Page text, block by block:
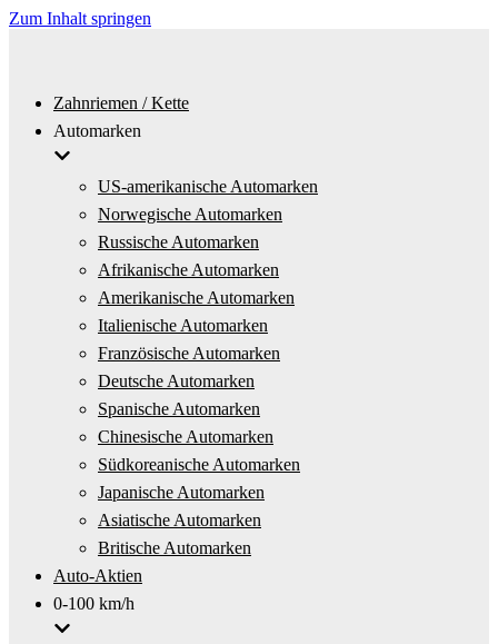
Zum Inhalt springen
Zahnriemen / Kette
Automarken
US-amerikanische Automarken
Norwegische Automarken
Russische Automarken
Afrikanische Automarken
Amerikanische Automarken
Italienische Automarken
Französische Automarken
Deutsche Automarken
Spanische Automarken
Chinesische Automarken
Südkoreanische Automarken
Japanische Automarken
Asiatische Automarken
Britische Automarken
Auto-Aktien
0-100 km/h